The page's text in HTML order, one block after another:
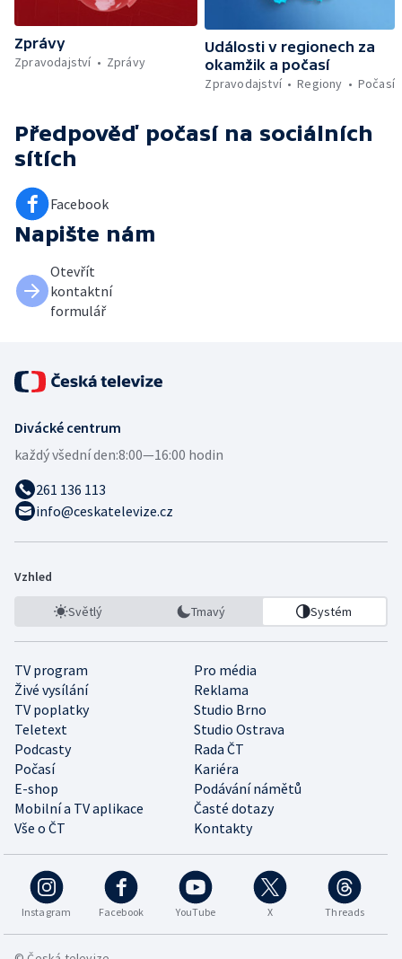
Zprávy
Zpravodajství
Zprávy
Události v regionech za
okamžik a počasí
Zpravodajství
Regiony Počasí
Předpověď počasí na sociálních
sítích
Facebook
Napište nám
Otevřít
kontaktní
formulář
Divácké centrum
každý všední den:8:00—16:00 hodin
261 136 113
info@ceskatelevize.cz
Vzhled
Světlý Tmavý Systém
TV program
Pro média
Živé vysílání
Reklama
TV poplatky
Studio Brno
Teletext
Studio Ostrava
Podcasty
Rada ČT
Počasí
Kariéra
E-shop
Podávání námětů
Mobilní a TV aplikace
Časté dotazy
Vše o ČT
Kontakty
Instagram Facebook YouTube X Threads